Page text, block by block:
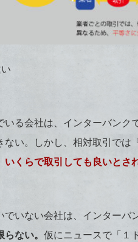
る会社は、インターバン
ない。しかし、相対取引で
くらで取引しても良いとさ
でいない会社は、インター
ない。 仮にニュースで「１